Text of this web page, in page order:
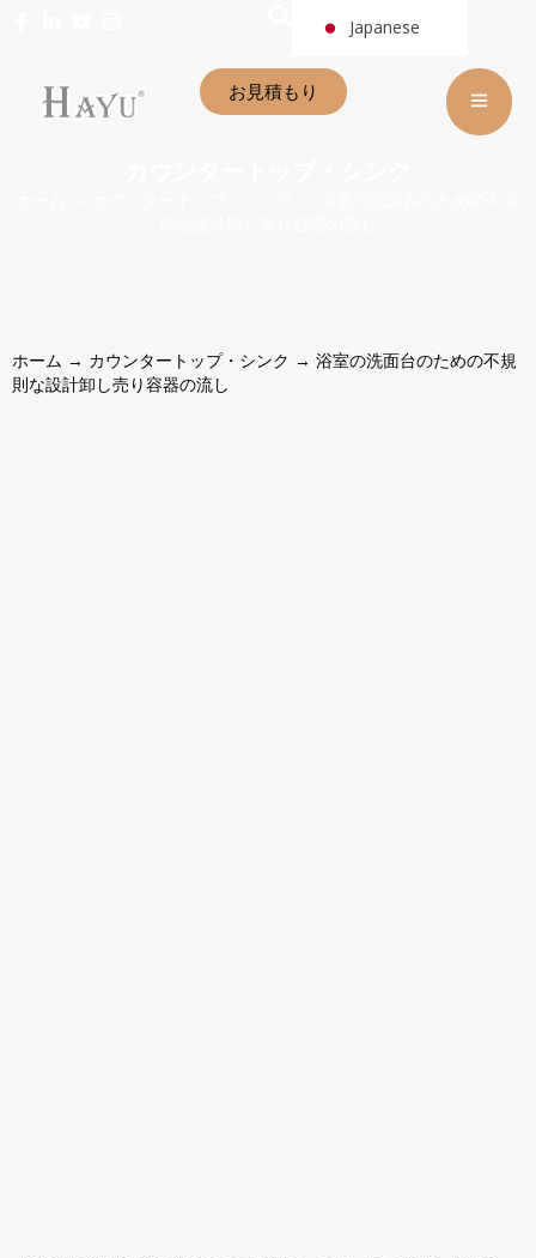
Japanese
お見積もり
ホーム → カウンタートップ・シンク → 浴室の洗面台のための不規
則な設計卸し売り容器の流し